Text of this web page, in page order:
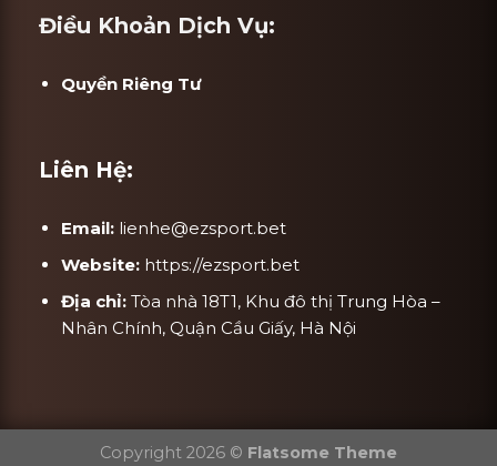
Điều Khoản Dịch Vụ:
Quyền Riêng Tư
Liên Hệ:
Email: lienhe@ezsport.bet
Website: https://ezsport.bet
Địa chỉ: Tòa nhà 18T1, Khu đô thị Trung Hòa –
Nhân Chính, Quận Cầu Giấy, Hà Nội
Copyright 2026 © Flatsome Theme